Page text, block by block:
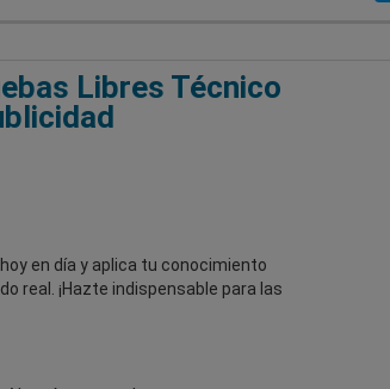
Libres Técnico
en día y aplica tu conocimiento
real. ¡Hazte indispensable para las